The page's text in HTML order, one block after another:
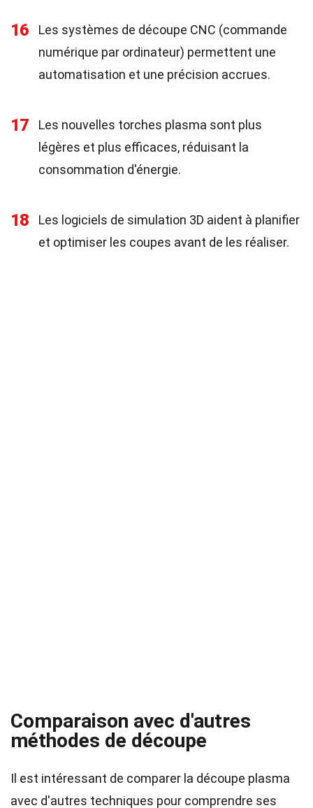
16
Les systèmes de découpe CNC (commande
numérique par ordinateur) permettent une
automatisation et une précision accrues.
17
Les nouvelles torches plasma sont plus
légères et plus efficaces, réduisant la
consommation d'énergie.
18
Les logiciels de simulation 3D aident à planifier
et optimiser les coupes avant de les réaliser.
Comparaison avec d'autres
méthodes de découpe
Il est intéressant de comparer la découpe plasma
avec d'autres techniques pour comprendre ses